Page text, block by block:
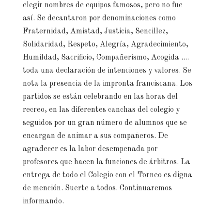
elegir nombres de equipos famosos, pero no fue
así. Se decantaron por denominaciones como
Fraternidad, Amistad, Justicia, Sencillez,
Solidaridad, Respeto, Alegría, Agradecimiento,
Humildad, Sacrificio, Compañerismo, Acogida ....
toda una declaración de intenciones y valores. Se
nota la presencia de la impronta franciscana. Los
partidos se están celebrando en las horas del
recreo, en las diferentes canchas del colegio y
seguidos por un gran número de alumnos que se
encargan de animar a sus compañeros. De
agradecer es la labor desempeñada por
profesores que hacen la funciones de árbitros. La
entrega de todo el Colegio con el Torneo es digna
de mención. Suerte a todos. Continuaremos
informando.